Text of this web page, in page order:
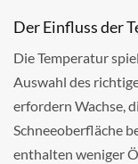
Der Einfluss der
Die Temperatur
Auswahl des
erfordern Wachse,
Schneeoberfläche
enthalten weniger